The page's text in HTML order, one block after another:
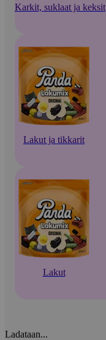
Karkit, suklaat ja keksit
Lakut ja tikkarit
Lakut
Ladataan...